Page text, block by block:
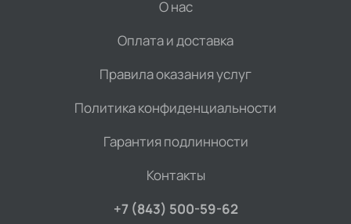
О нас
Оплата и доставка
Правила оказания услуг
Политика конфиденциальности
Гарантия подлинности
Контакты
+7 (843) 500-59-62